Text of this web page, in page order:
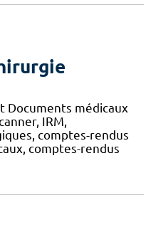
Documents médicaux
IRM,
comptes-rendus
comptes-rendus